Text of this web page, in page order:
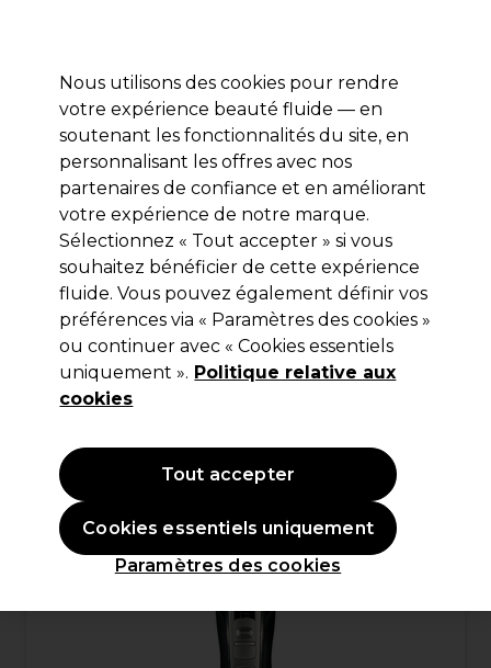
Se connecter
Marques Bons plans Coiffure Electro et Matériel
Livraison et délais
lire la suite
Proxelli
Proxelli Tondeuse Professionnelle
Zano
(1)
153,75 €Hors TVA
Nous utilisons des cookies pour rendre
votre expérience beauté fluide — en
soutenant les fonctionnalités du site, en
personnalisant les offres avec nos
partenaires de confiance et en améliorant
votre expérience de notre marque.
Sélectionnez « Tout accepter » si vous
souhaitez bénéficier de cette expérience
fluide. Vous pouvez également définir vos
préférences via « Paramètres des cookies »
ou continuer avec « Cookies essentiels
uniquement ». Politique relative aux
cookies
Paramètres des cookies
Cookies essentiels uniquement
Tout accepter